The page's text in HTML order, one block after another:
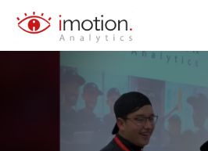
Saltar
contenido